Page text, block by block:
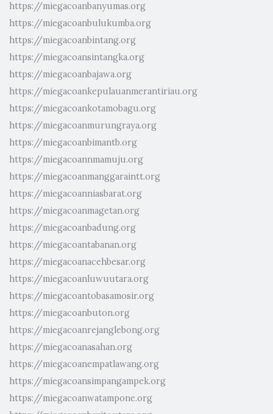
https://miegacoanbanyumas.org
https://miegacoanbulukumba.org
https://miegacoanbintang.org
https://miegacoansintangka.org
https://miegacoanbajawa.org
https://miegacoankepulauanmerantiriau.org
https://miegacoankotamobagu.org
https://miegacoanmurungraya.org
https://miegacoanbimantb.org
https://miegacoannmamuju.org
https://miegacoanmanggaraintt.org
https://miegacoanniasbarat.org
https://miegacoanmagetan.org
https://miegacoanbadung.org
https://miegacoantabanan.org
https://miegacoanacehbesar.org
https://miegacoanluwuutara.org
https://miegacoantobasamosir.org
https://miegacoanbuton.org
https://miegacoanrejanglebong.org
https://miegacoanasahan.org
https://miegacoanempatlawang.org
https://miegacoansimpangampek.org
https://miegacoanwatampone.org